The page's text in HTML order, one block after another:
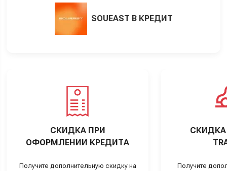
SOUEAST В КРЕДИТ
СКИДКА ПРИ
ОФОРМЛЕНИИ КРЕДИТА
Получите дополнительную скидку на
СКИДКА
Получите